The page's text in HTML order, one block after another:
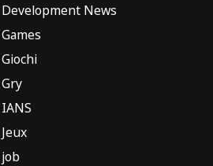
Development News
Games
Giochi
Gry
IANS
Jeux
job